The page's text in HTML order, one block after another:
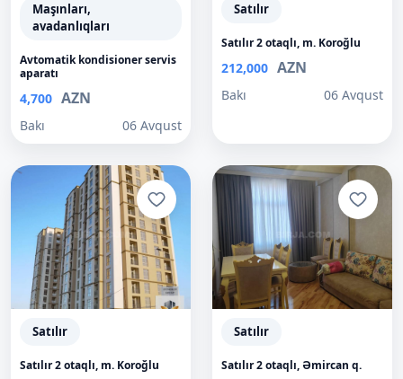
Maşınları,
avadanlıqları
Avtomatik kondisioner servis
aparatı
4,700 AZN
Bakı 06 Avqust
Satılır
Satılır 2 otaqlı, m. Koroğlu
212,000 AZN
Bakı 06 Avqust
Satılır
Satılır 2 otaqlı, m. Koroğlu
Satılır
Satılır 2 otaqlı, Əmircan q.